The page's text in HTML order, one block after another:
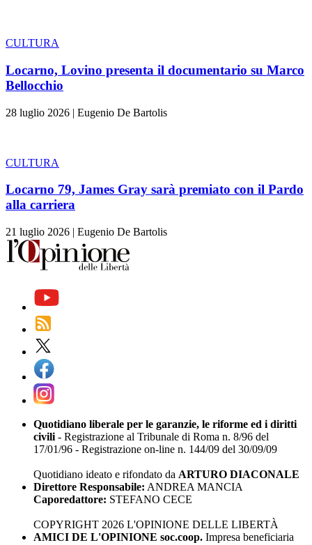
CULTURA
Locarno, Lovino presenta il documentario su Marco
Bellocchio
28 luglio 2026 | Eugenio De Bartolis
CULTURA
Locarno 79, James Gray sarà premiato con il Pardo
alla carriera
21 luglio 2026 | Eugenio De Bartolis
Quotidiano liberale per le garanzie, le riforme ed i diritti
civili - Registrazione al Tribunale di Roma n. 8/96 del
17/01/96 - Registrazione on-line n. 144/09 del 30/09/09
Quotidiano ideato e rifondato da ARTURO DIACONALE
Direttore Responsabile: ANDREA MANCIA
Caporedattore: STEFANO CECE
COPYRIGHT 2026 L'OPINIONE DELLE LIBERTÀ
AMICI DE L'OPINIONE soc.coop. Impresa beneficiaria